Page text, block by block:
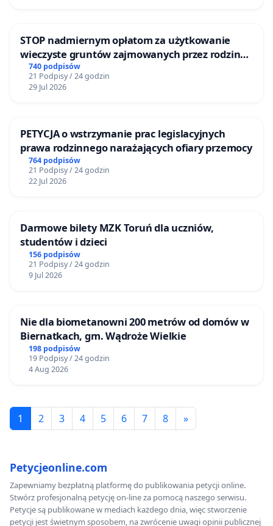
STOP nadmiernym opłatom za użytkowanie
wieczyste gruntów zajmowanych przez rodzinne
ogrody działkowe.
740 podpisów
21 Podpisy / 24 godzin
29 Jul 2026
PETYCJA o wstrzymanie prac legislacyjnych
prawa rodzinnego narażających ofiary przemocy
764 podpisów
21 Podpisy / 24 godzin
22 Jul 2026
Darmowe bilety MZK Toruń dla uczniów,
studentów i dzieci
156 podpisów
21 Podpisy / 24 godzin
9 Jul 2026
Nie dla biometanowni 200 metrów od domów w
Biernatkach, gm. Wądroże Wielkie
198 podpisów
19 Podpisy / 24 godzin
4 Aug 2026
1 2 3 4 5 6 7 8 »
Petycjeonline.com
Zapewniamy bezpłatną platformę do publikowania petycji online.
Stwórz profesjonalną petycję on-line za pomocą naszego serwisu.
Petycje są publikowane w mediach każdego dnia, więc stworzenie
petycji jest świetnym sposobem, na zwrócenie uwagi opinii publicznej